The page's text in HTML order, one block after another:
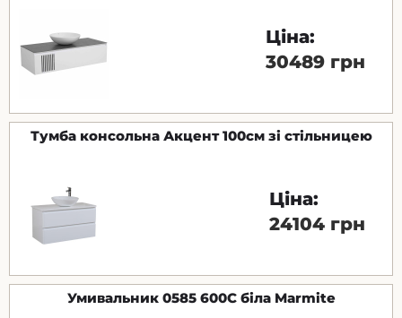
Ціна:
30489 грн
Тумба консольна Акцент 100см зі стільницею
Ціна:
24104 грн
Умивальник 0585 600C біла Marmite